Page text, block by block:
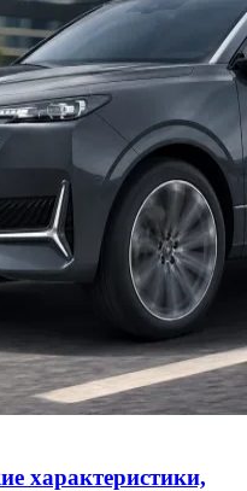
характеристики,